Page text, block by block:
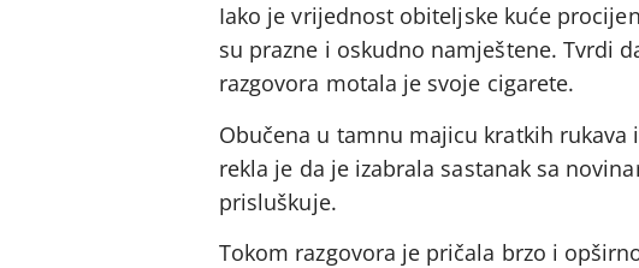
Iako je vrijednost obiteljske kuće
su prazne i oskudno namještene. Tvrdi
razgovora motala je svoje cigarete.
Obučena u tamnu majicu kratkih
rekla je da je izabrala sastanak sa
prisluškuje.
Tokom razgovora je pričala brzo i